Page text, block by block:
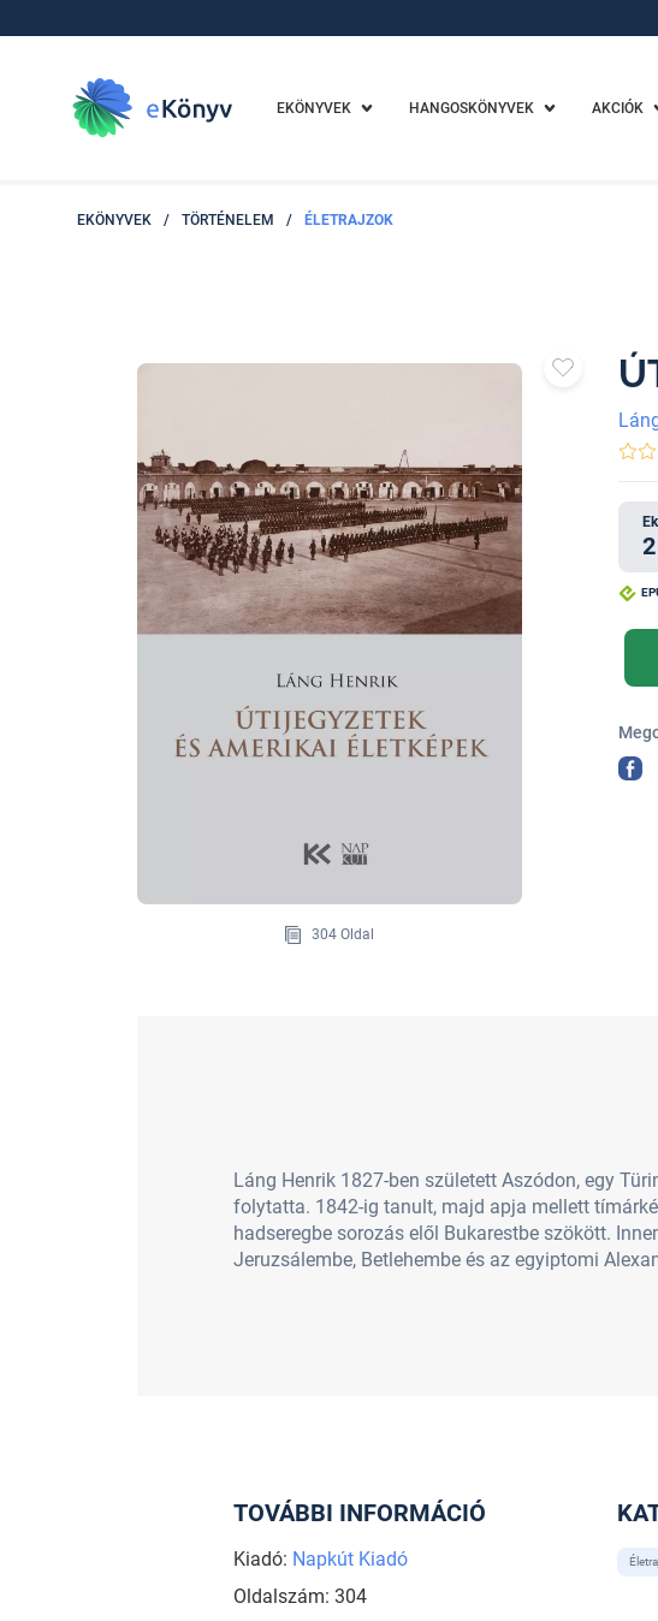
EKÖNYVEK HANGOSKÖNYVEK AKCIÓK
EKÖNYVEK / TÖRTÉNELEM / ÉLETRAJZOK
304 Oldal
Láng Henrik 1827-ben született Aszódon, egy
folytatta. 1842-ig tanult, majd apja mellett
hadseregbe sorozás elől Bukarestbe szökött.
Jeruzsálembe, Betlehembe és az egyiptomi
TOVÁBBI INFORMÁCIÓ
Kiadó: Napkút Kiadó
Oldalszám: 304